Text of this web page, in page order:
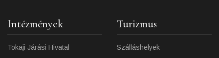
Intézmények
Tokaji Járási Hivatal
Turizmus
Szálláshelyek